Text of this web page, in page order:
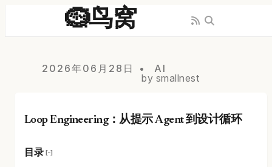
🪹鸟窝
2026年06月28日
AI
by smallnest
Loop Engineering：从提示 Agent 到设计循环
目录 [−]